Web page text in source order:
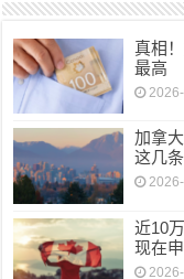
真相
最高
加拿
这几
近10
现在